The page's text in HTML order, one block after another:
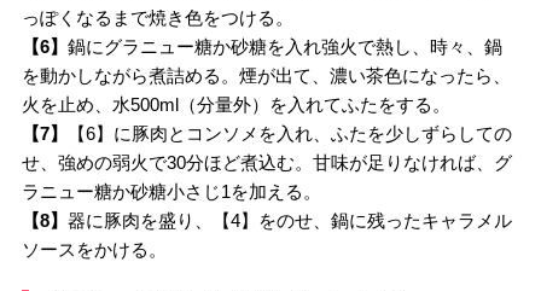
っぽくなるまで焼き色をつける。
【6】 鍋にグラニュー糖か砂糖を入れ強火で熱し、時々、鍋
を動かしながら煮詰める。煙が出て、濃い茶色になったら、
火を止め、水500ml（分量外）を入れてふたをする。
【7】
【6】に豚肉とコンソメを入れ、ふたを少しずらしての
せ、強めの弱火で30分ほど煮込む。甘味が足りなければ、グ
ラニュー糖か砂糖小さじ1を加える。
【8】 器に豚肉を盛り、【4】をのせ、鍋に残ったキャラメル
ソースをかける。